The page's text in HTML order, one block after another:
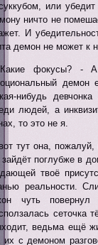
или
ничто не
И
демон не может к
фокусы? - А
нибудь
людей, а
то это не я.
тут она,
зайдёт поглубже в
твоё
реальности.
чуть
сеточка
ведьма ещё
их с демоном